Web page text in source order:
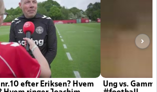
efter Eriksen? Hvem
Ung vs.